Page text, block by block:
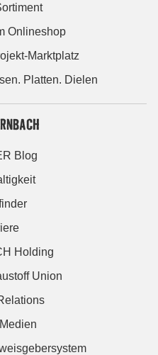
Onlineshop
Marktplatz
Platten. Dielen
Blog
Holding
Union